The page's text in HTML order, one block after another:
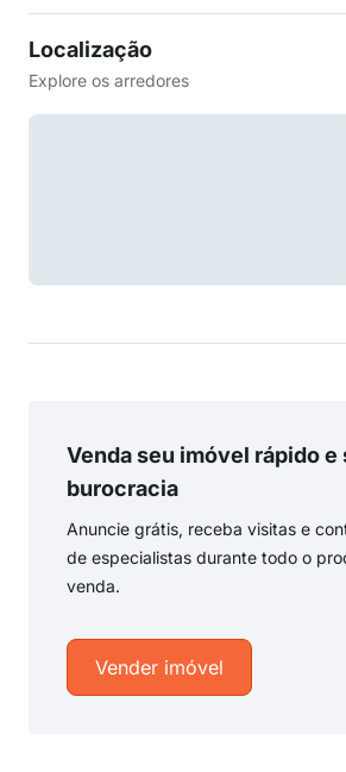
Localização
Explore os arredores
Venda seu imóvel rápido e
burocracia
Anuncie grátis, receba visitas e
de especialistas durante todo o
venda.
Vender imóvel